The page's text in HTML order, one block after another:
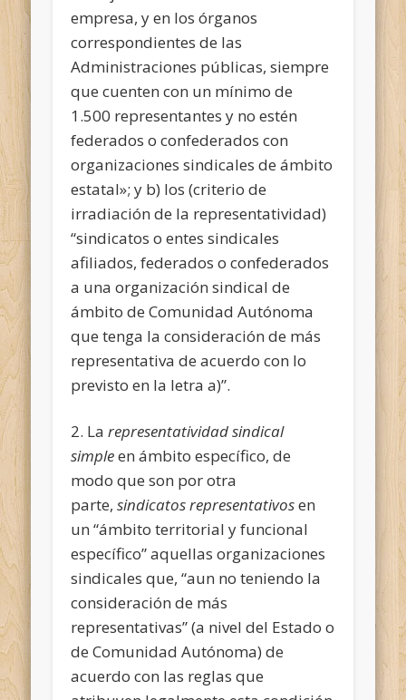
empresa, y en los órganos
correspondientes de las
Administraciones públicas, siempre
que cuenten con un mínimo de
1.500 representantes y no estén
federados o confederados con
organizaciones sindicales de ámbito
estatal»; y b) los (criterio de
irradiación de la representatividad)
“sindicatos o entes sindicales
afiliados, federados o confederados
a una organización sindical de
ámbito de Comunidad Autónoma
que tenga la consideración de más
representativa de acuerdo con lo
previsto en la letra a)”.
2. Larepresentatividad sindical
simpleen ámbito específico, de
modo que son por otra
parte,sindicatos representativosen
un “ámbito territorial y funcional
específico” aquellas organizaciones
sindicales que, “aun no teniendo la
consideración de más
representativas” (a nivel del Estado o
de Comunidad Autónoma) de
acuerdo con las reglas que